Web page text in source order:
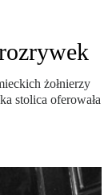
żołnierzy
stolica oferowała